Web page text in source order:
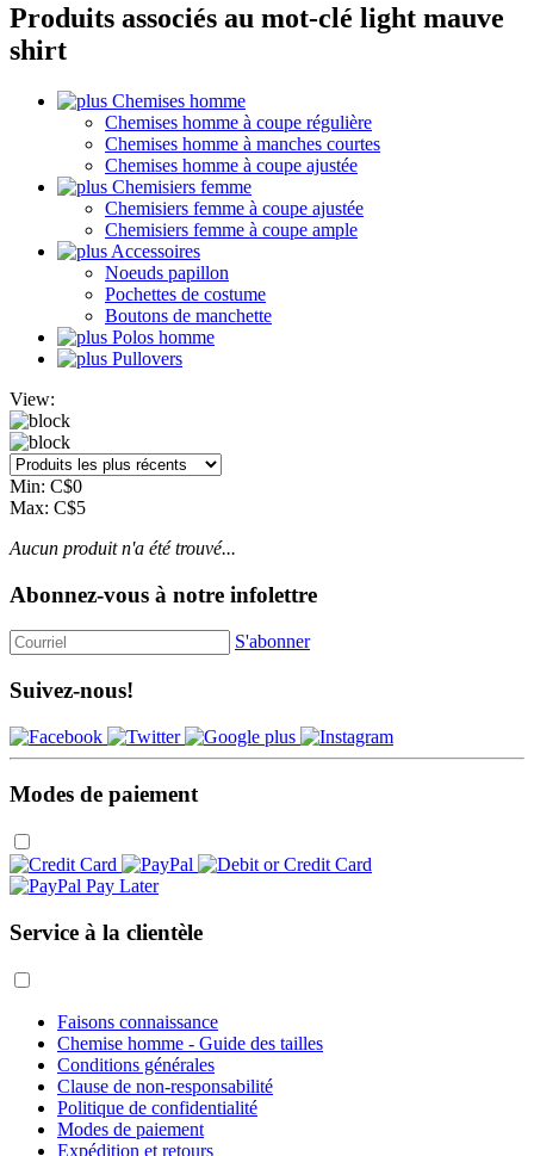
Produits associés au mot-clé light mauve
shirt
Chemises homme
Chemises homme à coupe régulière
Chemises homme à manches courtes
Chemises homme à coupe ajustée
Chemisiers femme
Chemisiers femme à coupe ajustée
Chemisiers femme à coupe ample
Accessoires
Noeuds papillon
Pochettes de costume
Boutons de manchette
Polos homme
Pullovers
View:
Min: C$0
Max: C$5
Aucun produit n'a été trouvé...
Abonnez-vous à notre infolettre
S'abonner
Suivez-nous!
Modes de paiement
Service à la clientèle
Faisons connaissance
Chemise homme - Guide des tailles
Conditions générales
Clause de non-responsabilité
Politique de confidentialité
Modes de paiement
Expédition et retours